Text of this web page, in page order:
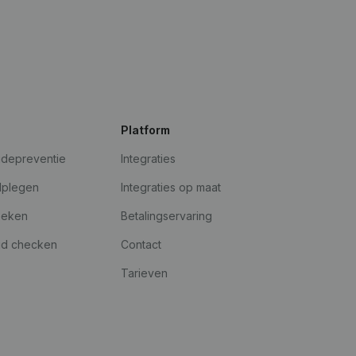
checken
Platform
Integraties
Integraties op maat
Betalingservaring
Contact
Tarieven